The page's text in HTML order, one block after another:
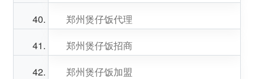
郑州煲仔饭代理
郑州煲仔饭招商
郑州煲仔饭加盟